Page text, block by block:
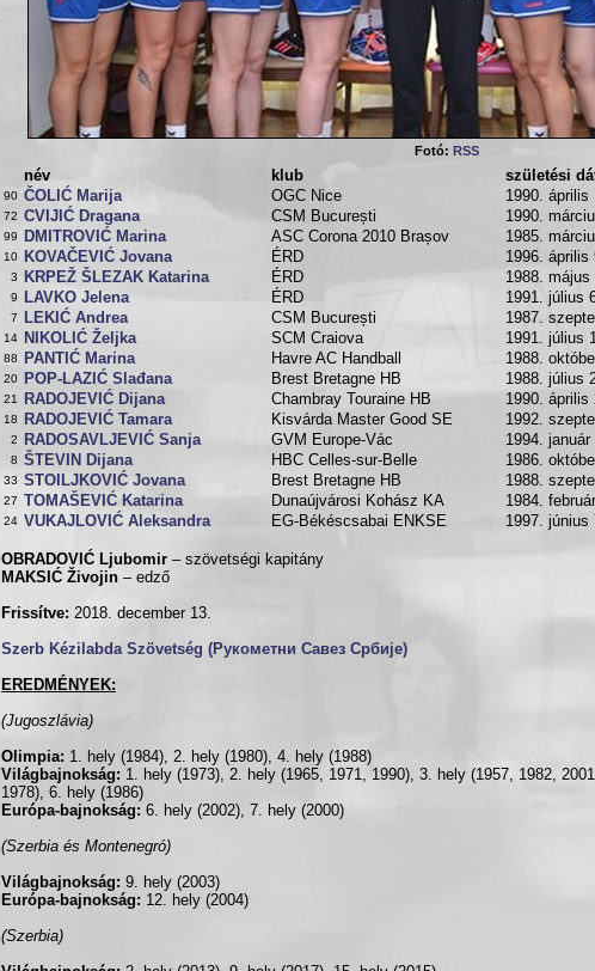
Fotó: RSS
név klub születési
90 ČOLIĆ Marija OGC Nice 1990. április
72 CVIJIĆ Dragana CSM București 1990.
99 DMITROVIĆ Marina ASC Corona 2010 Brașov 1985.
10 KOVAČEVIĆ Jovana ÉRD 1996. április
3 KRPEŽ ŠLEZAK Katarina ÉRD 1988. május
9 LAVKO Jelena ÉRD 1991. július
7 LEKIĆ Andrea CSM București 1987.
14 NIKOLIĆ Željka SCM Craiova 1991. július
88 PANTIĆ Marina Havre AC Handball 1988.
20 POP-LAZIĆ Slađana Brest Bretagne HB 1988. július
21 RADOJEVIĆ Dijana Chambray Touraine HB 1990. április
18 RADOJEVIĆ Tamara Kisvárda Master Good SE 1992.
2 RADOSAVLJEVIĆ Sanja GVM Europe-Vác 1994. január
8 ŠTEVIN Dijana HBC Celles-sur-Belle 1986.
33 STOILJKOVIĆ Jovana Brest Bretagne HB 1988.
27 TOMAŠEVIĆ Katarina Dunaújvárosi Kohász KA 1984.
24 VUKAJLOVIĆ Aleksandra EG-Békéscsabai ENKSE 1997. június
OBRADOVIĆ Ljubomir – szövetségi kapitány
MAKSIĆ Živojin – edző
Frissítve: 2018. december 13.
Szerb Kézilabda Szövetség (Рукометни Савез Србије)
EREDMÉNYEK:
(Jugoszlávia)
Olimpia: 1. hely (1984), 2. hely (1980), 4. hely (1988)
Világbajnokság: 1. hely (1973), 2. hely (1965, 1971, 1990), 3. hely (1957, 1982,
1978), 6. hely (1986)
Európa-bajnokság: 6. hely (2002), 7. hely (2000)
(Szerbia és Montenegró)
Világbajnokság: 9. hely (2003)
Európa-bajnokság: 12. hely (2004)
(Szerbia)